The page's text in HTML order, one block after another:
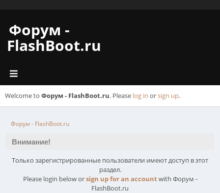
Форум -
FlashBoot.ru
Welcome to Форум - FlashBoot.ru. Please log in orsign up.
Форум - FlashBoot.ru
Внимание!
Только зарегистрированные пользователи имеют доступ в этот
раздел.
Please login below orsign up for an accountwith Форум -
FlashBoot.ru